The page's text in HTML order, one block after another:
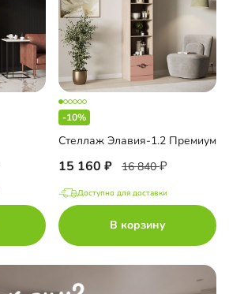
-10%
Стеллаж Элавия-1.2 Премиум
15 160 16 840
Доступно для доставки
В корзину